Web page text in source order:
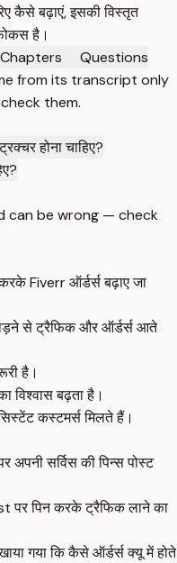
कैसे बढ़ाएं, इसकी विस्तृत
है।
Chapters
Questions
from its transcript only
them.
होना चाहिए?
can be wrong — check
Fiverr ऑर्डर्स बढ़ाए जा
से ट्रैफिक और ऑर्डर्स आते
है।
विश्वास बढ़ता है।
कस्टमर्स मिलते हैं।
अपनी सर्विस की पिन्स पोस्ट
पर पिन करके ट्रैफिक लाने का
गया कि कैसे ऑर्डर्स क्यू में होते